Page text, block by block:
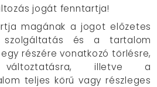
jogát fenntartja!
magának a jogot előzetes
és a tartalom
részére vonatkozó törlésre,
változtatásra, illetve a
teljes körű vagy részleges